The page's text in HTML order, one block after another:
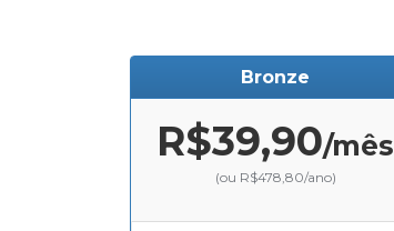
Bronze
R$39,90/mês
(ou R$478,80/ano)